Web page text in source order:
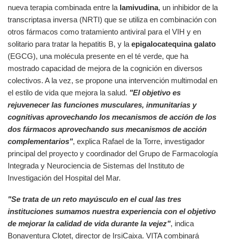
nueva terapia combinada entre la lamivudina, un inhibidor de la
transcriptasa inversa (NRTI) que se utiliza en combinación con
otros fármacos como tratamiento antiviral para el VIH y en
solitario para tratar la hepatitis B, y la epigalocatequina galato
(EGCG), una molécula presente en el té verde, que ha
mostrado capacidad de mejora de la cognición en diversos
colectivos. A la vez, se propone una intervención multimodal en
el estilo de vida que mejora la salud. "El objetivo es
rejuvenecer las funciones musculares, inmunitarias y
cognitivas aprovechando los mecanismos de acción de los
dos fármacos aprovechando sus mecanismos de acción
complementarios", explica Rafael de la Torre, investigador
principal del proyecto y coordinador del Grupo de Farmacología
Integrada y Neurociencia de Sistemas del Instituto de
Investigación del Hospital del Mar.
"Se trata de un reto mayúsculo en el cual las tres
instituciones sumamos nuestra experiencia con el objetivo
de mejorar la calidad de vida durante la vejez", indica
Bonaventura Clotet, director de IrsiCaixa. VITA combinará